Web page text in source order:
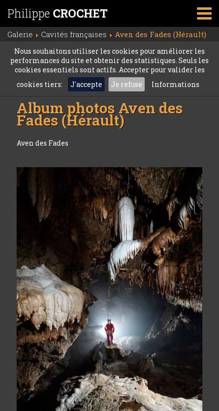
Philippe CROCHET
Galerie Cavités françaises Aven des Fades (Hérault)
Nous souhaitons utiliser les cookies pour améliorer les
performances du site et obtenir des statistiques. Seuls les
cookies essentiels sont actifs. Accepter pour valider les
cookies tiers:
J'accepte Je refuse Informations
Album photos Aven des
Fades (Hérault)
Aven des Fades